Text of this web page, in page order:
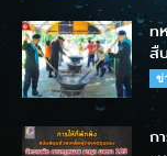
ท
สื
ข่
ก